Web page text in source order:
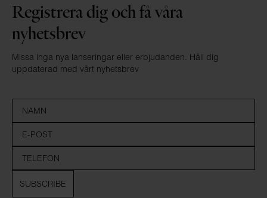
Registrera dig och få våra
nyhetsbrev
Missa inga nya lanseringar eller erbjudanden. Håll dig
uppdaterad med vårt nyhetsbrev
SUBSCRIBE